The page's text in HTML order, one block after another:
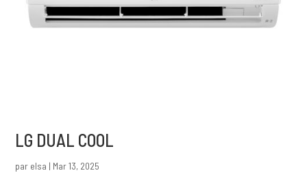
LG DUAL COOL
par elsa | Mar 13, 2025